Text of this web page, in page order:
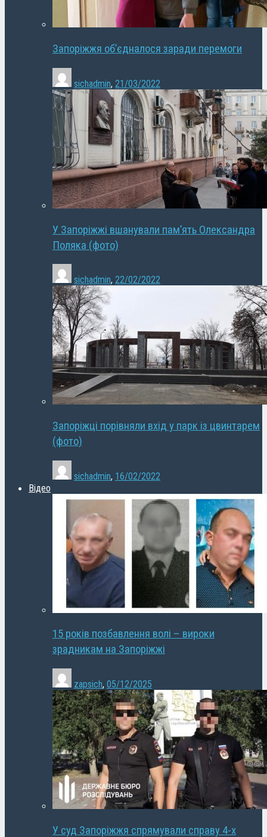
Запоріжжя об’єдналося заради перемоги
sichadmin, 21/03/2022
У Запоріжжі вшанували пам’ять Олександра
Поляка (фото)
sichadmin, 22/02/2022
Запоріжці порівняли вхід у парк із цвинтарем
(фото)
sichadmin, 16/02/2022
Відео
15 років позбавлення волі – вироки
зрадникам на Запоріжжі
zapsich, 05/12/2025
У суд Запоріжжя спрямували справу 4-х